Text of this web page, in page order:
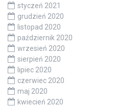
styczeń 2021
grudzień 2020
listopad 2020
październik 2020
wrzesień 2020
sierpień 2020
lipiec 2020
czerwiec 2020
maj 2020
kwiecień 2020